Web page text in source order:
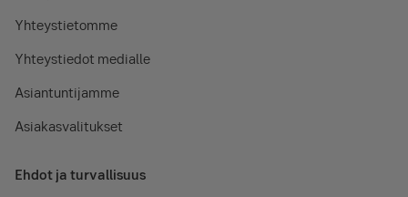
Yhteystietomme
Yhteystiedot medialle
Asiantuntijamme
Asiakasvalitukset
Ehdot ja turvallisuus